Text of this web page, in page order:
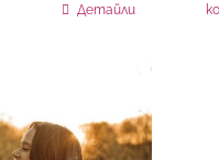
Детайли